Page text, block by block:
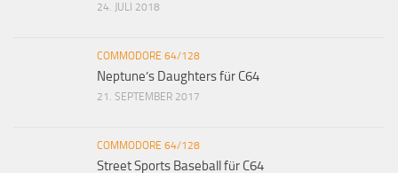
24. JULI 2018
COMMODORE 64/128
Neptune’s Daughters für C64
21. SEPTEMBER 2017
COMMODORE 64/128
Street Sports Baseball für C64